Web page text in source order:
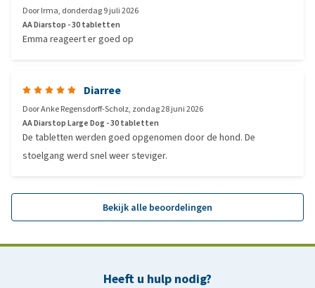
DoorIrma, donderdag 9 juli 2026
AA Diarstop - 30 tabletten
Emma reageert er goed op
Diarree
DoorAnke Regensdorff-Scholz, zondag 28 juni 2026
AA Diarstop Large Dog - 30 tabletten
De tabletten werden goed opgenomen door de hond. De
stoelgang werd snel weer steviger.
Bekijk alle beoordelingen
Heeft u hulp nodig?